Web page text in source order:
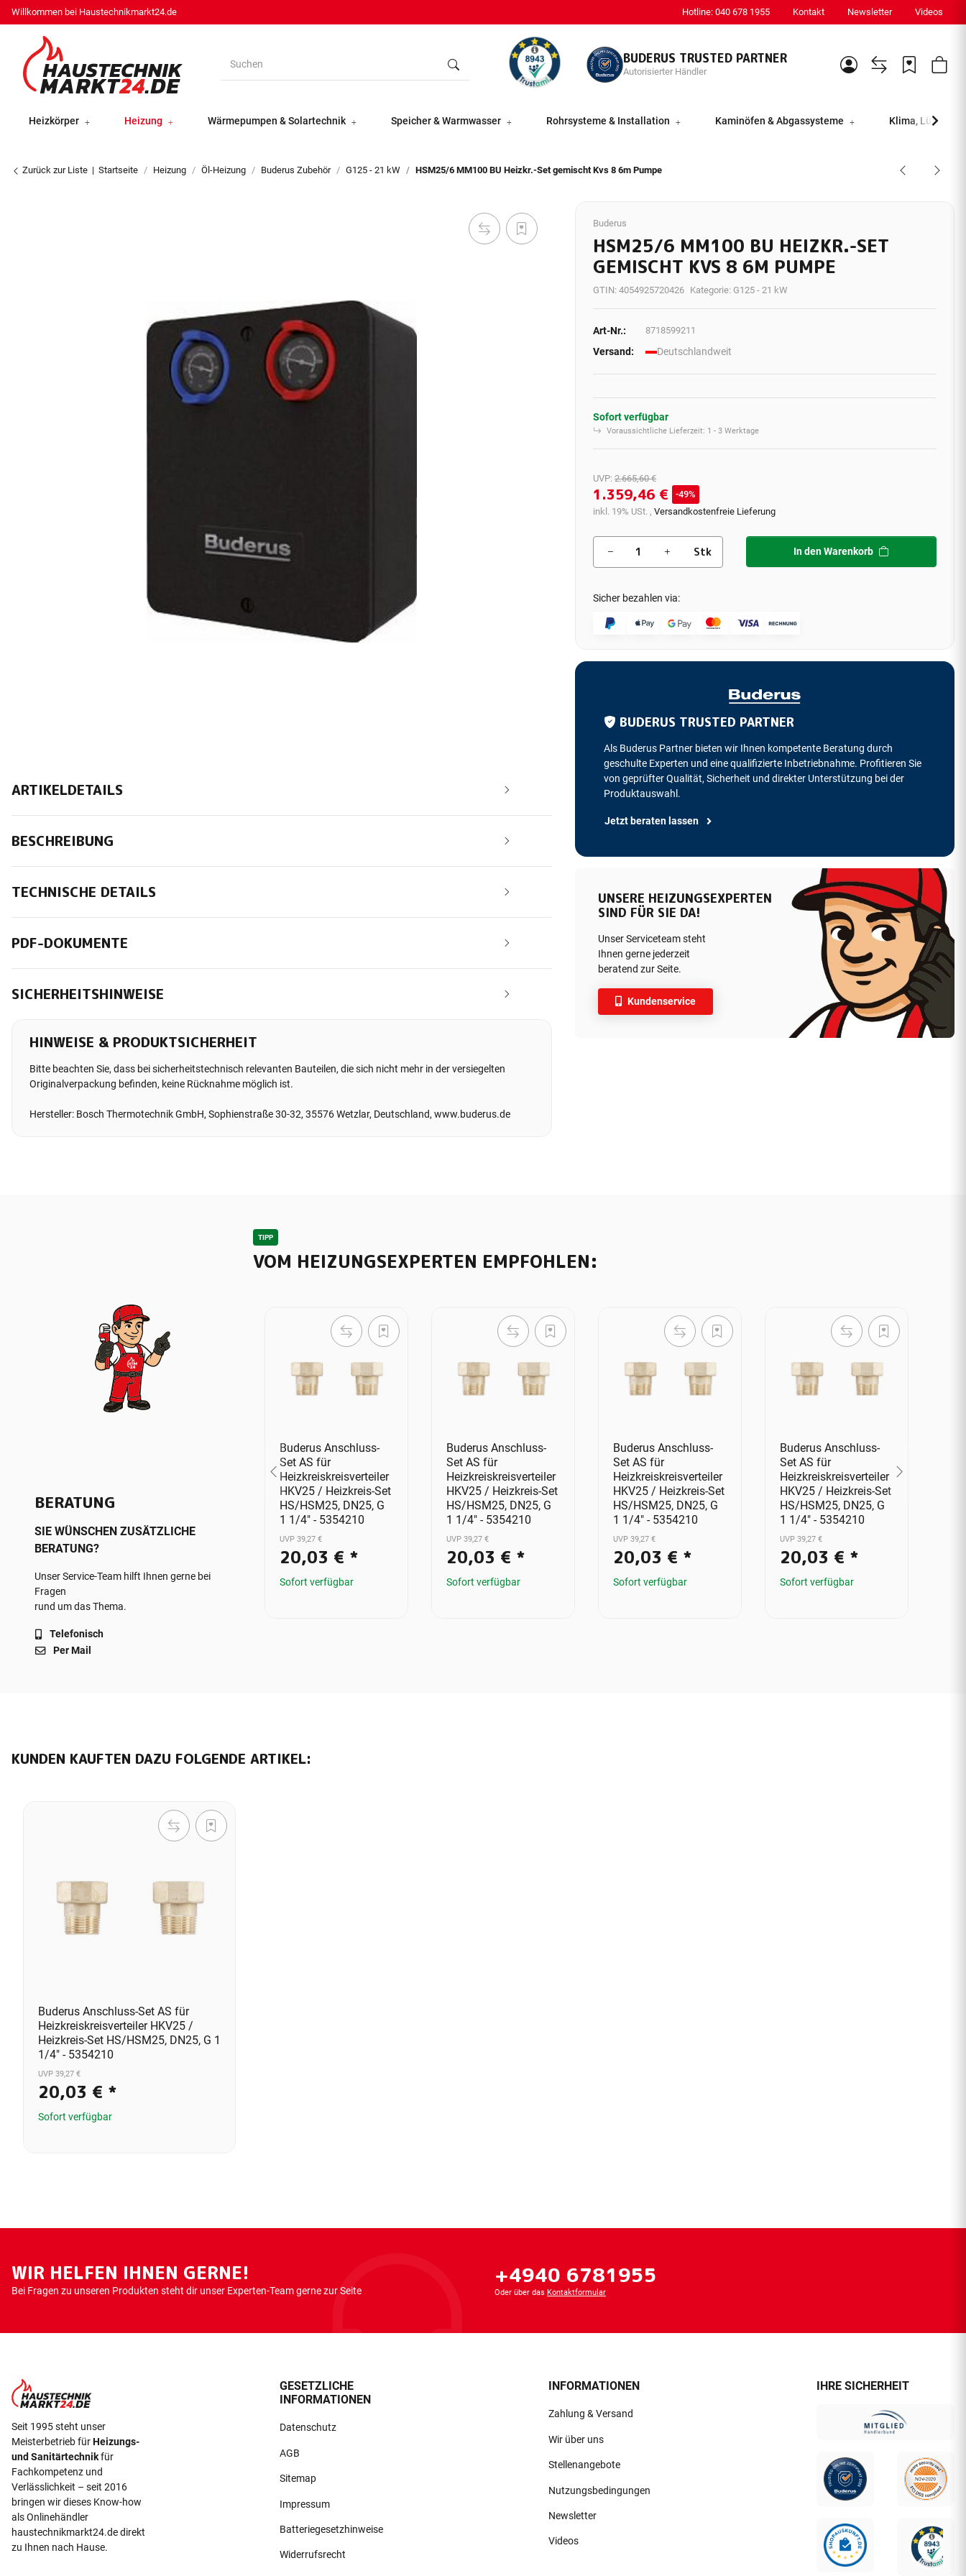
Willkommen bei Haustechnikmarkt24.de Hotline: 040 678 1955 Kontakt Newsletter Videos
BUDERUS TRUSTED PARTNER
Autorisierter Händler
Heizkörper Heizung Wärmepumpen & Solartechnik Speicher & Warmwasser Rohrsysteme & Installation Kaminöfen & Abgassysteme Klima, Lüftung
Zurück zur Liste Startseite Heizung Öl-Heizung Buderus Zubehör G125 - 21 kW HSM25/6 MM100 BU Heizkr.-Set gemischt Kvs 8 6m Pumpe
Buderus
HSM25/6 MM100 BU HEIZKR.-SET
GEMISCHT KVS 8 6M PUMPE
GTIN: 4054925720426 Kategorie: G125 - 21 kW
Art-Nr.: 8718599211
Versand: Deutschlandweit
Sofort verfügbar
Voraussichtliche Lieferzeit: 1 - 3 Werktage
UVP: 2.665,60 €
1.359,46 €
49%
inkl. 19% USt. , Versandkostenfreie Lieferung
Stk In den Warenkorb
Sicher bezahlen via:
BUDERUS TRUSTED PARTNER
Als Buderus Partner bieten wir Ihnen kompetente Beratung durch
geschulte Experten und eine qualifizierte Inbetriebnahme. Profitieren Sie
von geprüfter Qualität, Sicherheit und direkter Unterstützung bei der
Produktauswahl.
Jetzt beraten lassen
UNSERE HEIZUNGSEXPERTEN
SIND FÜR SIE DA!
Unser Serviceteam steht
Ihnen gerne jederzeit
beratend zur Seite.
Kundenservice
ARTIKELDETAILS
BESCHREIBUNG
TECHNISCHE DETAILS
PDF-DOKUMENTE
SICHERHEITSHINWEISE
HINWEISE & PRODUKTSICHERHEIT
Bitte beachten Sie, dass bei sicherheitstechnisch relevanten Bauteilen, die sich nicht mehr in der versiegelten
Originalverpackung befinden, keine Rücknahme möglich ist.
Hersteller: Bosch Thermotechnik GmbH, Sophienstraße 30-32, 35576 Wetzlar, Deutschland, www.buderus.de
BERATUNG
SIE WÜNSCHEN ZUSÄTZLICHE
BERATUNG?
Unser Service-Team hilft Ihnen gerne bei
Fragen
rund um das Thema.
Telefonisch
Per Mail
TIPP
VOM HEIZUNGSEXPERTEN EMPFOHLEN:
DN25, G
HS/HSM25, DN25, G
Sofort verfügbar
Buderus Anschluss-
Set AS für
Heizkreiskreisverteiler
HKV25 / Heizkreis-Set
HS/HSM25, DN25, G
1 1/4" - 5354210
UVP 39,27 €
20,03 € *
Sofort verfügbar
Buderus Anschluss-
Set AS für
Heizkreiskreisverteiler
HKV25 / Heizkreis-Set
HS/HSM25, DN25, G
1 1/4" - 5354210
UVP 39,27 €
20,03 € *
Sofort verfügbar
Buderus Anschluss-
Set AS für
Heizkreiskreisverteiler
HKV25 / Heizkreis-Set
HS/HSM25, DN25, G
1 1/4" - 5354210
UVP 39,27 €
20,03 € *
Sofort verfügbar
Buderus Anschluss-
Set AS für
Heizkreiskreisverteiler
HKV25 / Heizkreis-Set
HS/HSM25, DN25, G
1 1/4" - 5354210
UVP 39,27 €
20,03 € *
Sofort verfügbar
KUNDEN KAUFTEN DAZU FOLGENDE ARTIKEL:
Buderus Anschluss-Set AS für
Heizkreiskreisverteiler HKV25 /
Heizkreis-Set HS/HSM25, DN25, G 1
1/4" - 5354210
UVP 39,27 €
20,03 € *
Sofort verfügbar
WIR HELFEN IHNEN GERNE!
Bei Fragen zu unseren Produkten steht dir unser Experten-Team gerne zur Seite
+4940 6781955
Oder über das Kontaktformular
Seit 1995 steht unser
Meisterbetrieb fürHeizungs-
und Sanitärtechnikfür
Fachkompetenz und
Verlässlichkeit – seit 2016
bringen wir dieses Know-how
als Onlinehändler
haustechnikmarkt24.de direkt
zu Ihnen nach Hause.
GESETZLICHE
INFORMATIONEN
Datenschutz
AGB
Sitemap
Impressum
Batteriegesetzhinweise
Widerrufsrecht
INFORMATIONEN
Zahlung & Versand
Wir über uns
Stellenangebote
Nutzungsbedingungen
Newsletter
Videos
IHRE SICHERHEIT